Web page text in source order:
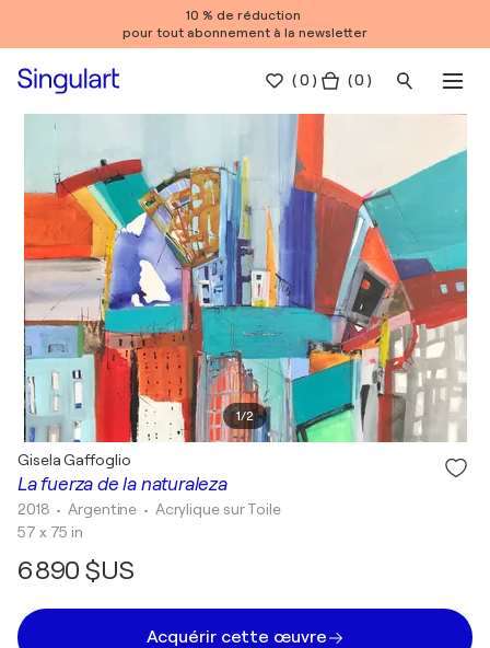
10 % de réduction
pour tout abonnement à la newsletter
(0 ) ( 0 )
1/2
La fuerza de la naturaleza
Gisela Gaffoglio
2018 • Argentine • Acrylique sur Toile
57 x 75 in
6 890 $US
Acquérir cette œuvre